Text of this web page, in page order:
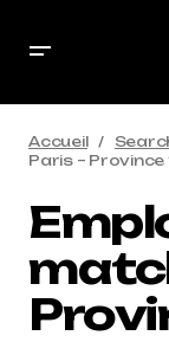
Accueil
Paris – Province